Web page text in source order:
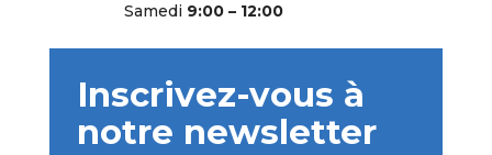
Samedi 9:00 – 12:00
Inscrivez-vous à
notre newsletter